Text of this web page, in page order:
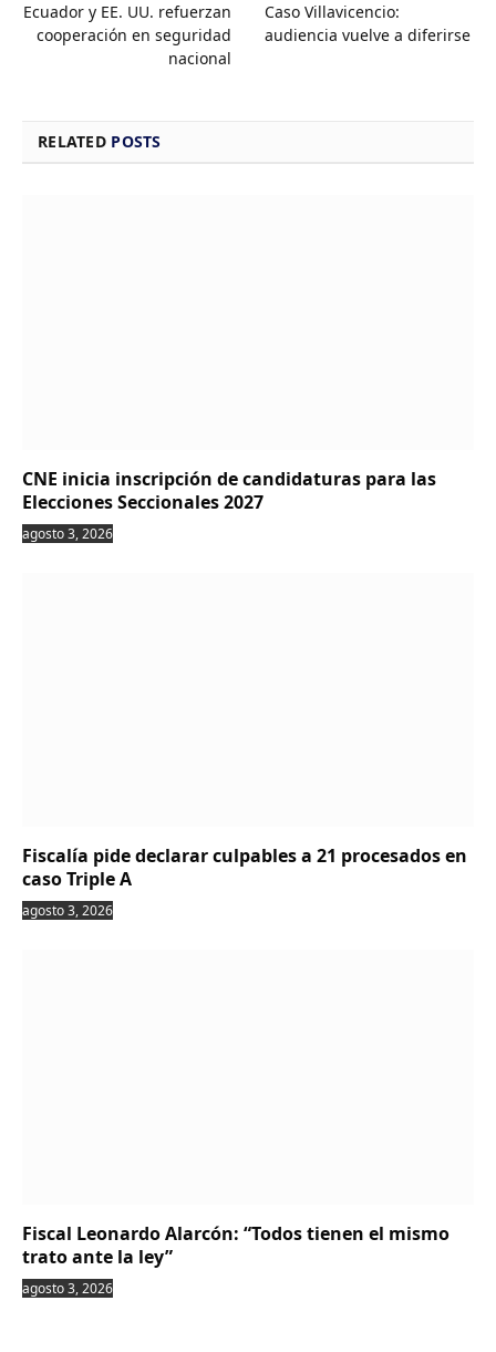
Ecuador y EE. UU. refuerzan
cooperación en seguridad
nacional
Caso Villavicencio:
audiencia vuelve a diferirse
RELATED POSTS
CNE inicia inscripción de candidaturas para las
Elecciones Seccionales 2027
agosto 3, 2026
Fiscalía pide declarar culpables a 21 procesados en
caso Triple A
agosto 3, 2026
Fiscal Leonardo Alarcón: “Todos tienen el mismo
trato ante la ley”
agosto 3, 2026